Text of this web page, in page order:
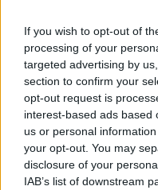
If you wish to opt-out of
processing of your
targeted advertising by
section to confirm your
opt-out request is
interest-based ads based
us or personal
your opt-out. You may
disclosure of your
IAB’s list of downstream
Balogh Tamás